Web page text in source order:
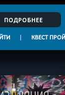
ПОДРОБНЕЕ
| КВЕСТ